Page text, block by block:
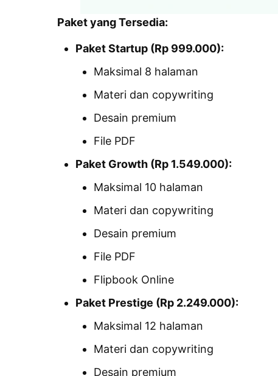
Paket yang Tersedia:
Paket Startup (Rp 999.000):
Maksimal 8 halaman
Materi dan copywriting
Desain premium
File PDF
Paket Growth (Rp 1.549.000):
Maksimal 10 halaman
Materi dan copywriting
Desain premium
File PDF
Flipbook Online
Paket Prestige (Rp 2.249.000):
Maksimal 12 halaman
Materi dan copywriting
Desain premium